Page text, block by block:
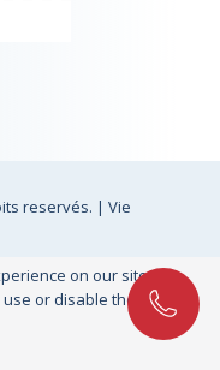
reservés. |Vie
on our site. You
or disable them in